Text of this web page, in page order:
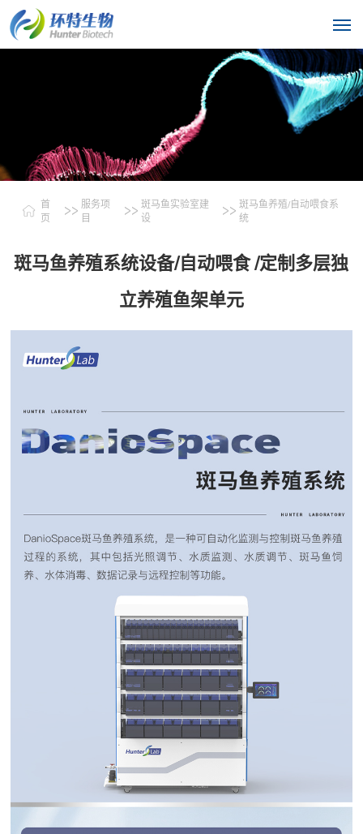
首
页
>> 服务项
目
>> 斑马鱼实验室建
设
>> 斑马鱼养殖/自动喂食系
统
斑马鱼养殖系统设备/自动喂食 /定制多层独
立养殖鱼架单元